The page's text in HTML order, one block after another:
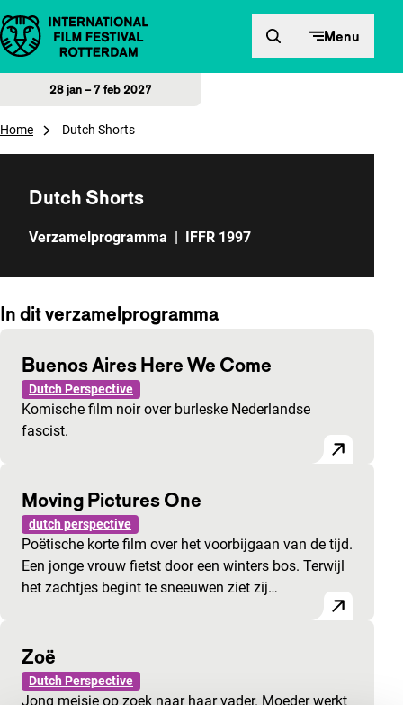
Direct naar inhoud Menu
28 jan – 7 feb 2027
Home Dutch Shorts
Dutch Shorts
Verzamelprogramma | IFFR 1997
In dit verzamelprogramma
Buenos Aires Here We Come
Dutch Perspective
Komische film noir over burleske Nederlandse
fascist.
Moving Pictures One
dutch perspective
Poëtische korte film over het voorbijgaan van de tijd.
Een jonge vrouw fietst door een winters bos. Terwijl
het zachtjes begint te sneeuwen ziet zij…
Zoë
Dutch Perspective
Jong meisje op zoek naar haar vader. Moeder werkt